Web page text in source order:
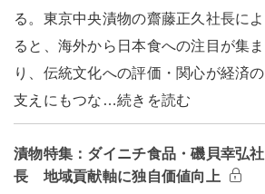
る。東京中央漬物の齋藤正久社長によ
ると、海外から日本食への注目が集ま
り、伝統文化への評価・関心が経済の
支えにもつな…続きを読む
漬物特集：ダイニチ食品・磯貝幸弘社
長 地域貢献軸に独自価値向上